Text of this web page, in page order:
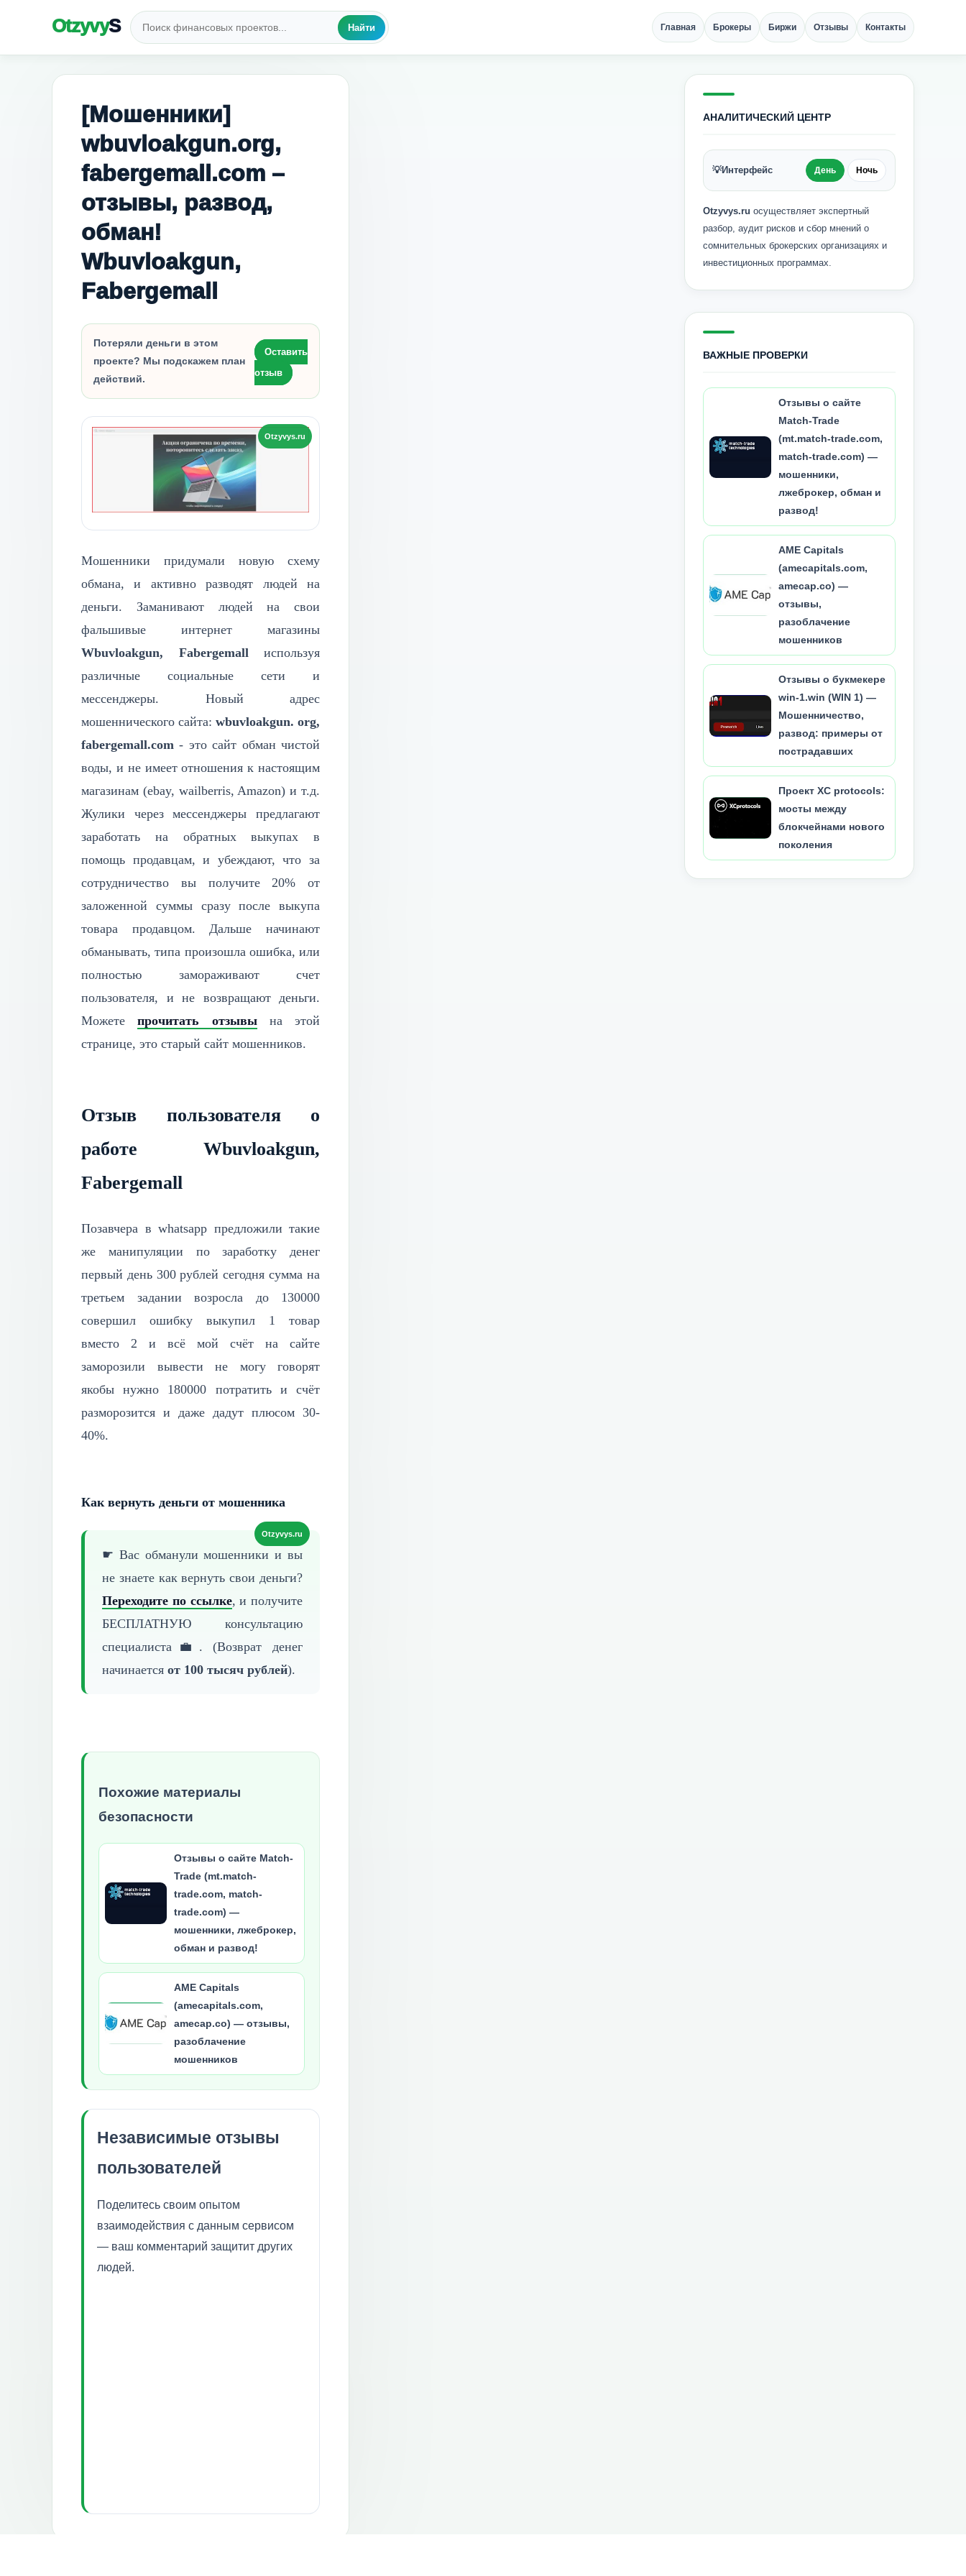
OtzyvyS Найти Главная Брокеры Биржи Отзывы Контакты
[Мошенники]
wbuvloakgun.org,
fabergemall.com –
отзывы, развод,
обман!
Wbuvloakgun,
Fabergemall
Потеряли деньги в этом
проекте? Мы подскажем план
действий.
Оставить
отзыв
Мошенники придумали новую схему
обмана, и активно разводят людей на
деньги. Заманивают людей на свои
фальшивые интернет магазины
Wbuvloakgun, Fabergemallиспользуя
различные социальные сети и
мессенджеры. Новый адрес
мошеннического сайта: wbuvloakgun. org,
fabergemall.com- это сайт обман чистой
воды, и не имеет отношения к настоящим
магазинам (ebay, wailberris, Amazon) и т.д.
Жулики через мессенджеры предлагают
заработать на обратных выкупах в
помощь продавцам, и убеждают, что за
сотрудничество вы получите 20% от
заложенной суммы сразу после выкупа
товара продавцом. Дальше начинают
обманывать, типа произошла ошибка, или
полностью замораживают счет
пользователя, и не возвращают деньги.
Можетепрочитать отзывына этой
странице, это старый сайт мошенников.
Отзыв пользователя о
работе Wbuvloakgun,
Fabergemall
Позавчера в whatsapp предложили такие
же манипуляции по заработку денег
первый день 300 рублей сегодня сумма на
третьем задании возросла до 130000
совершил ошибку выкупил 1 товар
вместо 2 и всё мой счёт на сайте
заморозили вывести не могу говорят
якобы нужно 180000 потратить и счёт
разморозится и даже дадут плюсом 30-
40%.
Как вернуть деньги от мошенника
☛ Вас обманули мошенники и вы
не знаете как вернутьсвои деньги?
Переходите по ссылке, и получите
БЕСПЛАТНУЮ консультацию
специалиста💼. (Возврат денег
начинается от 100 тысяч рублей).
Похожие материалы
безопасности
Отзывы о сайте Match-
Trade (mt.match-
trade.com, match-
trade.com) —
мошенники, лжеброкер,
обман и развод!
AME Capitals
(amecapitals.com,
amecap.co) — отзывы,
разоблачение
мошенников
Независимые отзывы
пользователей
Поделитесь своим опытом
взаимодействия с данным сервисом
— ваш комментарий защитит других
людей.
АНАЛИТИЧЕСКИЙ ЦЕНТР
💡Интерфейс День Ночь
Otzyvys.ru осуществляет экспертный
разбор, аудит рисков и сбор мнений о
сомнительных брокерских организациях и
инвестиционных программах.
ВАЖНЫЕ ПРОВЕРКИ
Отзывы о сайте
Match-Trade
(mt.match-trade.com,
match-trade.com) —
мошенники,
лжеброкер, обман и
развод!
AME Capitals
(amecapitals.com,
amecap.co) —
отзывы,
разоблачение
мошенников
Отзывы о букмекере
win-1.win (WIN 1) —
Мошенничество,
развод: примеры от
пострадавших
Проект XC protocols:
мосты между
блокчейнами нового
поколения